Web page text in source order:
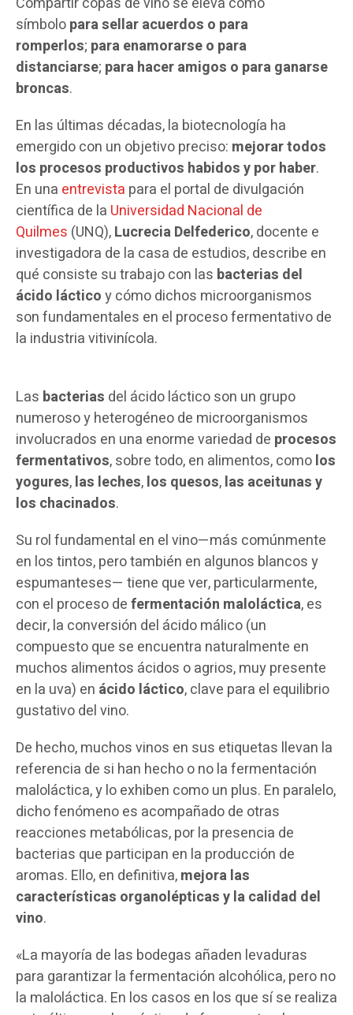
símbolopara sellar acuerdos o para
romperlos; para enamorarse o para
distanciarse; para hacer amigos o para ganarse
broncas.
En las últimas décadas, la biotecnología ha
emergido con un objetivo preciso: mejorar todos
los procesos productivos habidos y por haber.
En una entrevista para el portal de divulgación
científica de la Universidad Nacional de
Quilmes (UNQ),Lucrecia Delfederico, docente e
investigadora de la casa de estudios, describe en
qué consiste su trabajo con las bacterias del
ácido lácticoy cómo dichos microorganismos
son fundamentales en el proceso fermentativo de
la industria vitivinícola.
Las bacterias del ácido láctico son un grupo
numeroso y heterogéneo de microorganismos
involucrados en una enorme variedad de procesos
fermentativos, sobre todo, en alimentos, comolos
yogures,las leches,los quesos,las aceitunas y
los chacinados.
Su rol fundamental en el vino—más comúnmente
en los tintos, pero también en algunos blancos y
espumanteses— tiene que ver, particularmente,
con el proceso defermentación maloláctica, es
decir, la conversión del ácido málico (un
compuesto que se encuentra naturalmente en
muchos alimentos ácidos o agrios, muy presente
en la uva) en ácido láctico, clave para el equilibrio
gustativo del vino.
De hecho, muchos vinos en sus etiquetas llevan la
referencia de si han hecho o no la fermentación
maloláctica, y lo exhiben como un plus. En paralelo,
dicho fenómeno es acompañado de otras
reacciones metabólicas, por la presencia de
bacterias que participan en la producción de
aromas. Ello, en definitiva,mejora las
características organolépticas y la calidad del
vino.
«La mayoría de las bodegas añaden levaduras
para garantizar la fermentación alcohólica, pero no
la maloláctica. En los casos en los que sí se realiza